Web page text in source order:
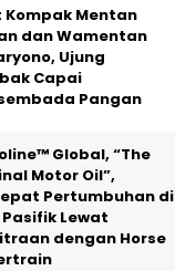
Kompak Mentan
dan Wamentan
Ujung
Capai
Pangan
Global, “The
Motor Oil”,
Pertumbuhan di
Lewat
dengan Horse